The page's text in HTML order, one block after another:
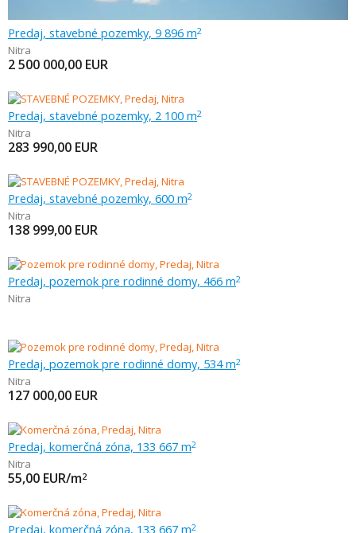
Predaj, stavebné pozemky, 9 896 m2
Nitra
2 500 000,00 EUR
Predaj, stavebné pozemky, 2 100 m2
Nitra
283 990,00 EUR
Predaj, stavebné pozemky, 600 m2
Nitra
138 999,00 EUR
Predaj, pozemok pre rodinné domy, 466 m2
Nitra
Predaj, pozemok pre rodinné domy, 534 m2
Nitra
127 000,00 EUR
Predaj, komerčná zóna, 133 667 m2
Nitra
55,00 EUR/m2
Predaj, komerčná zóna, 133 667 m2